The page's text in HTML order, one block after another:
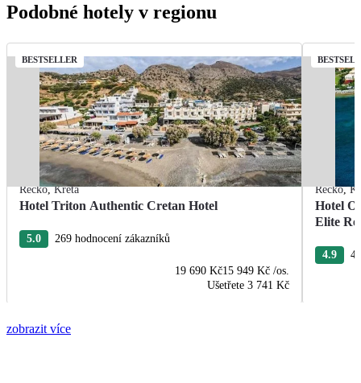
Podobné hotely v regionu
BESTSELLER
Řecko,Kréta
Hotel Triton Authentic Cretan Hotel
5.0 269 hodnocení zákazníků
19 690 Kč15 949 Kč /os.
Ušetřete 3 741 Kč
Řecko,
Hotel
Elite
4.9
zobrazit více